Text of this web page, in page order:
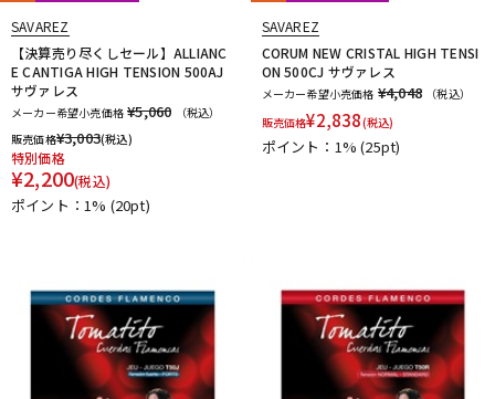
SAVAREZ
【決算売り尽くしセール】ALLIANC
E CANTIGA HIGH TENSION 500AJ
サヴァレス
メーカー希望小売価格 ¥5,060
（税込）
販売価格¥3,003(税込)
特別価格
¥2,200(税込)
ポイント：1% (20pt)
SAVAREZ
CORUM NEW CRISTAL HIGH TENSI
ON 500CJ サヴァレス
メーカー希望小売価格 ¥4,048
（税込）
販売価格¥2,838(税込)
ポイント：1%(25pt)